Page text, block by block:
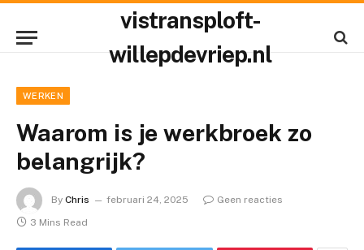
vistransploft-
willepdevriep.nl
WERKEN
Waarom is je werkbroek zo
belangrijk?
By Chris februari 24, 2025
Geen reacties
3 Mins Read